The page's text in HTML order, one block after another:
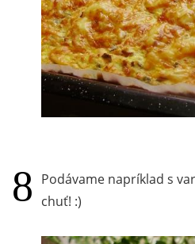
Podávame napríklad s
chuť! :)